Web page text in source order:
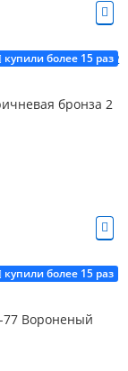
купили более 15 раз
бронза 2
купили более 15 раз
77 Вороненый